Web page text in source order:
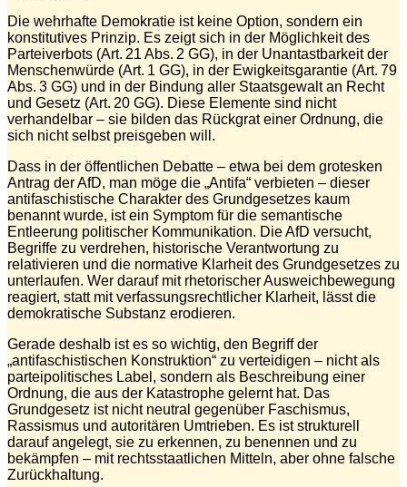
Die wehrhafte Demokratie ist keine Option, sondern ein
konstitutives Prinzip. Es zeigt sich in der Möglichkeit des
Parteiverbots (Art. 21 Abs. 2 GG), in der Unantastbarkeit der
Menschenwürde (Art. 1 GG), in der Ewigkeitsgarantie (Art. 79
Abs. 3 GG) und in der Bindung aller Staatsgewalt an Recht
und Gesetz (Art. 20 GG). Diese Elemente sind nicht
verhandelbar – sie bilden das Rückgrat einer Ordnung, die
sich nicht selbst preisgeben will.
Dass in der öffentlichen Debatte – etwa bei dem grotesken
Antrag der AfD, man möge die „Antifa“ verbieten – dieser
antifaschistische Charakter des Grundgesetzes kaum
benannt wurde, ist ein Symptom für die semantische
Entleerung politischer Kommunikation. Die AfD versucht,
Begriffe zu verdrehen, historische Verantwortung zu
relativieren und die normative Klarheit des Grundgesetzes zu
unterlaufen. Wer darauf mit rhetorischer Ausweichbewegung
reagiert, statt mit verfassungsrechtlicher Klarheit, lässt die
demokratische Substanz erodieren.
Gerade deshalb ist es so wichtig, den Begriff der
„antifaschistischen Konstruktion“ zu verteidigen – nicht als
parteipolitisches Label, sondern als Beschreibung einer
Ordnung, die aus der Katastrophe gelernt hat. Das
Grundgesetz ist nicht neutral gegenüber Faschismus,
Rassismus und autoritären Umtrieben. Es ist strukturell
darauf angelegt, sie zu erkennen, zu benennen und zu
bekämpfen – mit rechtsstaatlichen Mitteln, aber ohne falsche
Zurückhaltung.